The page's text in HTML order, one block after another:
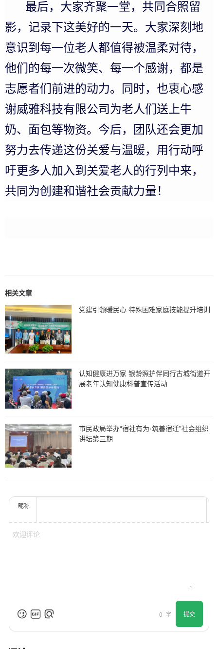
最后，大家齐聚一堂，共同合照留
影，记录下这美好的一天。大家深刻地
意识到每一位老人都值得被温柔对待，
他们的每一次微笑、每一个感谢，都是
志愿者们前进的动力。同时，也衷心感
谢威雅科技有限公司为老人们送上牛
奶、面包等物资。今后，团队还会更加
努力去传递这份关爱与温暖，用行动呼
吁更多人加入到关爱老人的行列中来，
共同为创建和谐社会贡献力量！
相关文章
党建引领暖民心 特殊困难家庭技能提升培训
认知健康进万家 银龄照护伴同行古城街道开
展老年认知健康科普宣传活动
市民政局举办“宿社有为·筑善宿迁”社会组织
讲坛第三期
昵称
0 字 提交